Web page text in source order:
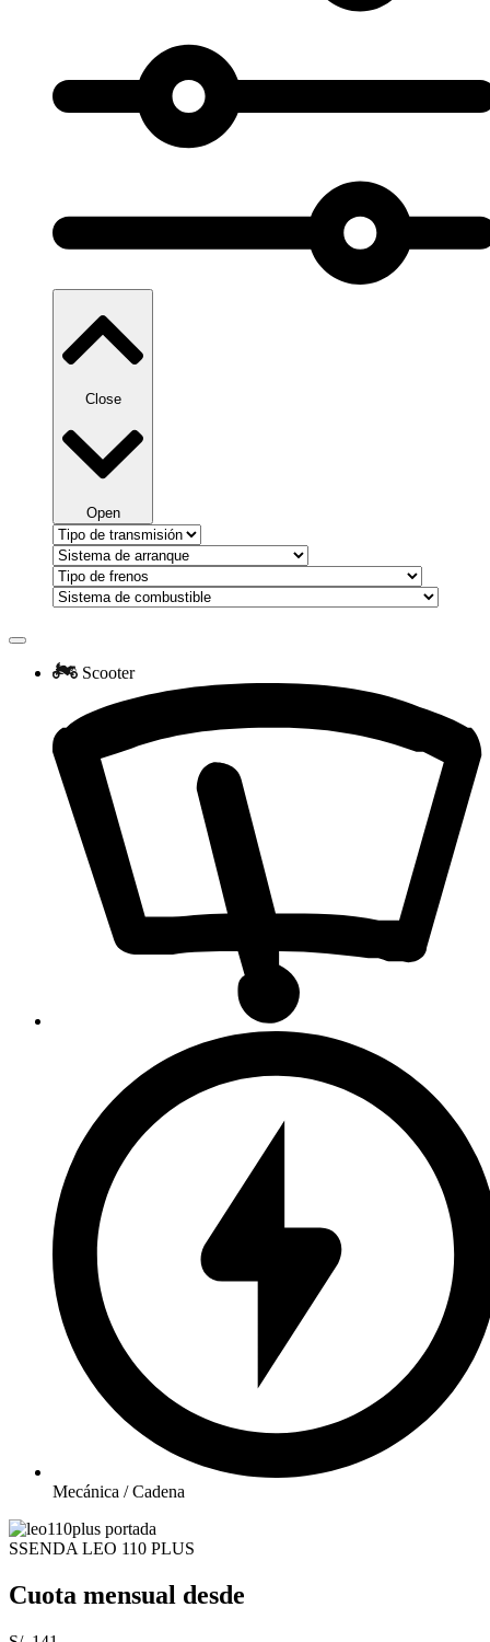
Close
Open
Scooter
Mecánica / Cadena
SSENDA LEO 110 PLUS
Cuota mensual desde